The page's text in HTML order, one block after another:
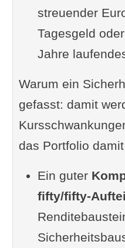
streuender
Tagesgeld
Jahre
Warum ein
gefasst: damit
das Portfolio
Ein guter
fifty/fifty-